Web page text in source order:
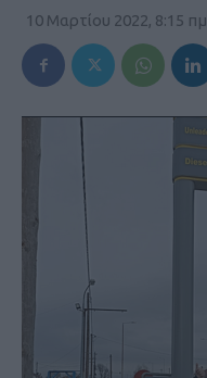
10 Μαρτίου 2022, 8:15 πμ